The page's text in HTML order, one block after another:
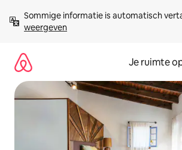
direct
naar
Sommige informatie is automatisch
weergeven
Je ruimte